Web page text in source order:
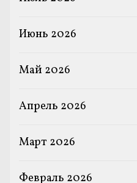
Июнь 2026
Май 2026
Апрель 2026
Март 2026
Февраль 2026